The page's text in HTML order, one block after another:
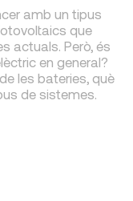
amb un tipus
que
actuals. Però, és
en general?
les bateries, què
de sistemes.